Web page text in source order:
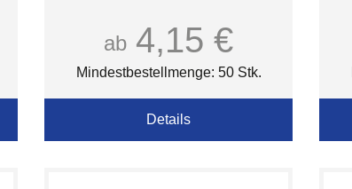
ab 4,15 €
Mindestbestellmenge: 50 Stk.
Details